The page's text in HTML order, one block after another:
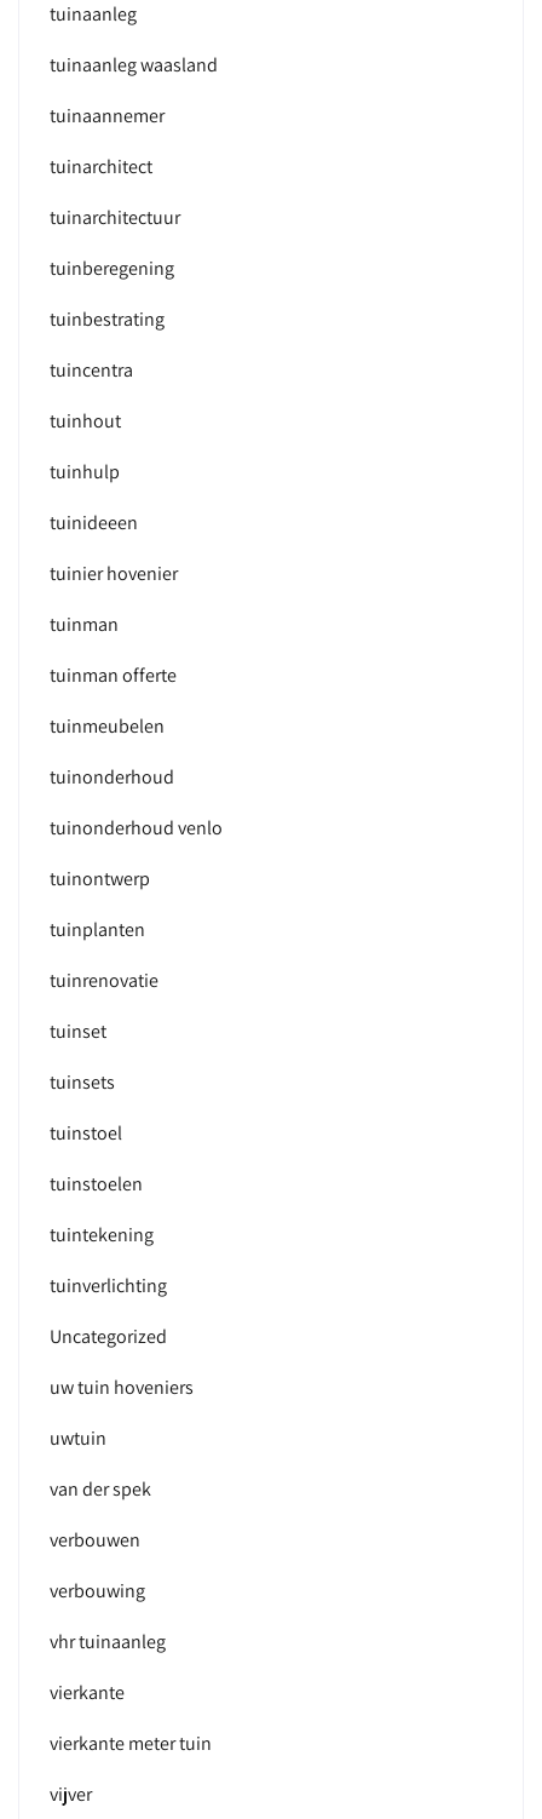
tuinaanleg
tuinaanleg waasland
tuinaannemer
tuinarchitect
tuinarchitectuur
tuinberegening
tuinbestrating
tuincentra
tuinhout
tuinhulp
tuinideeen
tuinier hovenier
tuinman
tuinman offerte
tuinmeubelen
tuinonderhoud
tuinonderhoud venlo
tuinontwerp
tuinplanten
tuinrenovatie
tuinset
tuinsets
tuinstoel
tuinstoelen
tuintekening
tuinverlichting
Uncategorized
uw tuin hoveniers
uwtuin
van der spek
verbouwen
verbouwing
vhr tuinaanleg
vierkante
vierkante meter tuin
vijver